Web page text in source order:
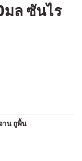
ล ซันไร
าน ถูพื้น